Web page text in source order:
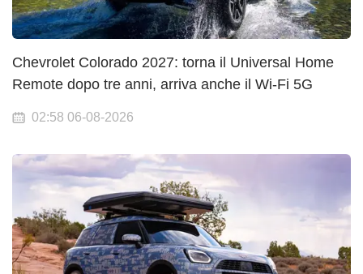
Chevrolet Colorado 2027: torna il Universal Home
Remote dopo tre anni, arriva anche il Wi-Fi 5G
02:58 06-08-2026